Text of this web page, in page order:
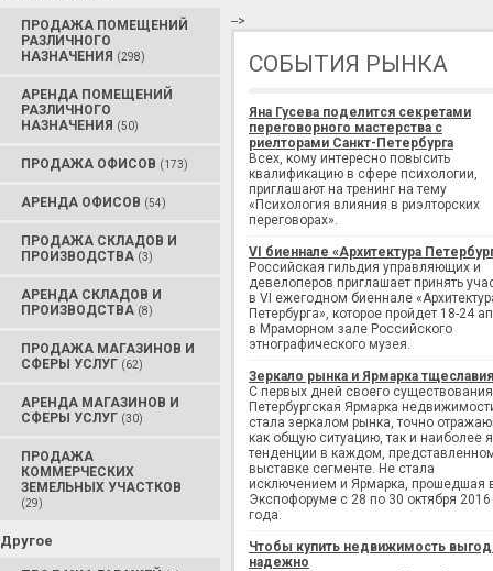
ПРОДАЖА ПОМЕЩЕНИЙ
РАЗЛИЧНОГО
НАЗНАЧЕНИЯ (298)
АРЕНДА ПОМЕЩЕНИЙ
РАЗЛИЧНОГО
НАЗНАЧЕНИЯ (50)
ПРОДАЖА ОФИСОВ (173)
АРЕНДА ОФИСОВ (54)
ПРОДАЖА СКЛАДОВ И
ПРОИЗВОДСТВА (3)
АРЕНДА СКЛАДОВ И
ПРОИЗВОДСТВА (8)
ПРОДАЖА МАГАЗИНОВ И
СФЕРЫ УСЛУГ (62)
АРЕНДА МАГАЗИНОВ И
СФЕРЫ УСЛУГ (30)
ПРОДАЖА
КОММЕРЧЕСКИХ
ЗЕМЕЛЬНЫХ УЧАСТКОВ
(29)
Другое
-->
СОБЫТИЯ РЫНКА
Яна Гусева поделится секретами
переговорного мастерства с
риелторами Санкт-Петербурга
Всех, кому интересно повысить
квалификацию в сфере психологии,
приглашают на тренинг на тему
«Психология влияния в риэлторских
переговорах».
VI биеннале «Архитектура
Российская гильдия управляющих и
девелоперов приглашает принять
в VI ежегодном биеннале
Петербурга», которое пройдет 18-24
в Мраморном зале Российского
этнографического музея.
Зеркало рынка и Ярмарка тщеславия
С первых дней своего существования
Петербургская Ярмарка
стала зеркалом рынка, точно
как общую ситуацию, так и наиболее
тенденции в каждом,
выставке сегменте. Не стала
исключением и Ярмарка, прошедшая
Экспофоруме с 28 по 30 октября 2016
года.
Чтобы купить недвижимость
надежно